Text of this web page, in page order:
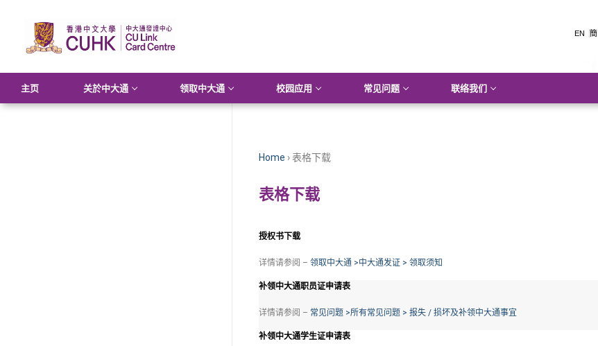
EN 簡
主页 关於中大通 领取中大通 校园应用 常见问题 联络我们
Home › 表格下载
表格下载
授权书下载
详情请参阅 – 领取中大通 >中大通发证 > 领取须知
补领中大通职员证申请表
详情请参阅 – 常见问题 >所有常见问题 > 报失 / 损坏及补领中大通事宜
补领中大通学生证申请表